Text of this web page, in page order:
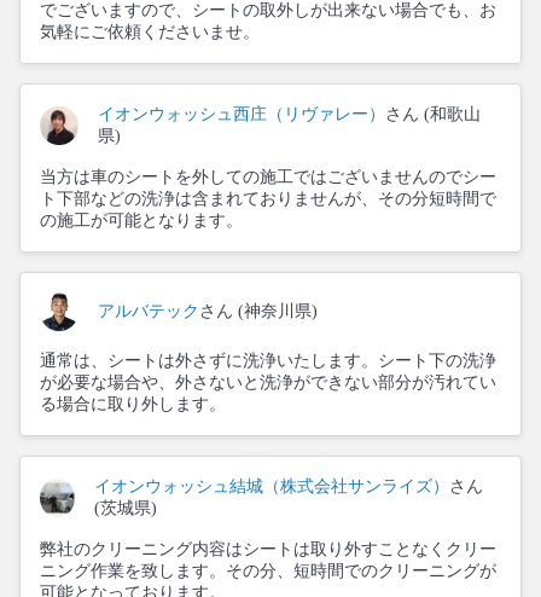
でございますので、シートの取外しが出来ない場合でも、お
気軽にご依頼くださいませ。
イオンウォッシュ西庄（リヴァレー）
さん (和歌山
県)
当方は車のシートを外しての施工ではございませんのでシー
ト下部などの洗浄は含まれておりませんが、その分短時間で
の施工が可能となります。
アルバテック さん (神奈川県)
通常は、シートは外さずに洗浄いたします。シート下の洗浄
が必要な場合や、外さないと洗浄ができない部分が汚れてい
る場合に取り外します。
イオンウォッシュ結城（株式会社サンライズ）
さん
(茨城県)
弊社のクリーニング内容はシートは取り外すことなくクリー
ニング作業を致します。その分、短時間でのクリーニングが
可能となっております。